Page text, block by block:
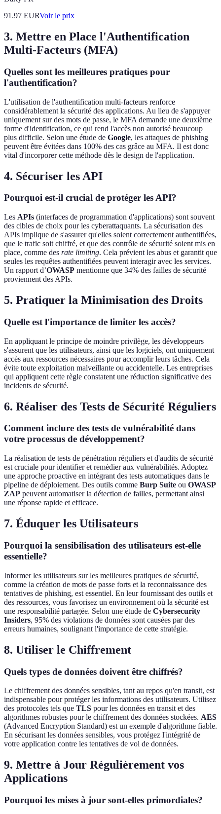
91.97 EURVoir le prix
3. Mettre en Place l'Authentification
Multi-Facteurs (MFA)
Quelles sont les meilleures pratiques pour
l'authentification?
L'utilisation de l'authentification multi-facteurs renforce
considérablement la sécurité des applications. Au lieu de s'appuyer
uniquement sur des mots de passe, le MFA demande une deuxième
forme d'identification, ce qui rend l'accès non autorisé beaucoup
plus difficile. Selon une étude de Google, les attaques de phishing
peuvent être évitées dans 100% des cas grâce au MFA. Il est donc
vital d'incorporer cette méthode dès le design de l'application.
4. Sécuriser les API
Pourquoi est-il crucial de protéger les API?
Les APIs (interfaces de programmation d'applications) sont souvent
des cibles de choix pour les cyberattaquants. La sécurisation des
APIs implique de s'assurer qu'elles soient correctement authentifiées,
que le trafic soit chiffré, et que des contrôle de sécurité soient mis en
place, comme des rate limiting. Cela prévient les abus et garantit que
seules les requêtes authentifiées peuvent interagir avec les services.
Un rapport d’OWASP mentionne que 34% des failles de sécurité
proviennent des APIs.
5. Pratiquer la Minimisation des Droits
Quelle est l'importance de limiter les accès?
En appliquant le principe de moindre privilège, les développeurs
s'assurent que les utilisateurs, ainsi que les logiciels, ont uniquement
accès aux ressources nécessaires pour accomplir leurs tâches. Cela
évite toute exploitation malveillante ou accidentelle. Les entreprises
qui appliquent cette règle constatent une réduction significative des
incidents de sécurité.
6. Réaliser des Tests de Sécurité Réguliers
Comment inclure des tests de vulnérabilité dans
votre processus de développement?
La réalisation de tests de pénétration réguliers et d'audits de sécurité
est cruciale pour identifier et remédier aux vulnérabilités. Adoptez
une approche proactive en intégrant des tests automatiques dans le
pipeline de déploiement. Des outils comme Burp Suite ou OWASP
ZAP peuvent automatiser la détection de failles, permettant ainsi
une réponse rapide et efficace.
7. Éduquer les Utilisateurs
Pourquoi la sensibilisation des utilisateurs est-elle
essentielle?
Informer les utilisateurs sur les meilleures pratiques de sécurité,
comme la création de mots de passe forts et la reconnaissance des
tentatives de phishing, est essentiel. En leur fournissant des outils et
des ressources, vous favorisez un environnement où la sécurité est
une responsabilité partagée. Selon une étude de Cybersecurity
Insiders, 95% des violations de données sont causées par des
erreurs humaines, soulignant l'importance de cette stratégie.
8. Utiliser le Chiffrement
Quels types de données doivent être chiffrés?
Le chiffrement des données sensibles, tant au repos qu'en transit, est
indispensable pour protéger les informations des utilisateurs. Utilisez
des protocoles tels que TLS pour les données en transit et des
algorithmes robustes pour le chiffrement des données stockées. AES
(Advanced Encryption Standard) est un exemple d'algorithme fiable.
En sécurisant les données sensibles, vous protégez l'intégrité de
votre application contre les tentatives de vol de données.
9. Mettre à Jour Régulièrement vos
Applications
Pourquoi les mises à jour sont-elles primordiales?